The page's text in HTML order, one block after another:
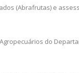
(Abrafrutas) e
do